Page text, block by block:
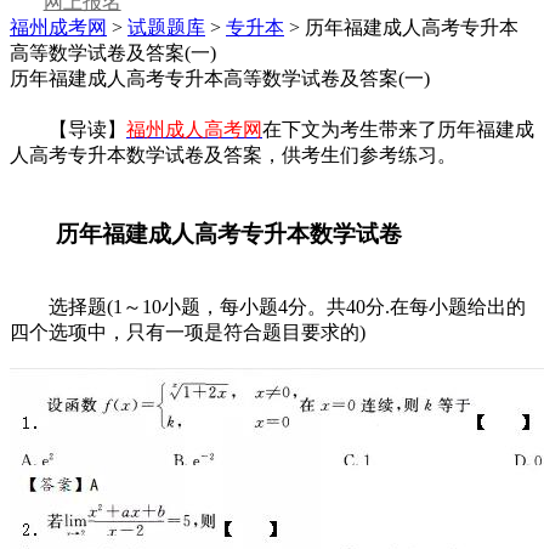
福州成考网 > 试题题库 > 专升本 > 历年福建成人高考专升本
高等数学试卷及答案(一)
历年福建成人高考专升本高等数学试卷及答案(一)
【导读】 福州成人高考网在下文为考生带来了历年福建成
人高考专升本数学试卷及答案，供考生们参考练习。
历年福建成人高考专升本数学试卷
选择题(1～10小题，每小题4分。共40分.在每小题给出的
四个选项中，只有一项是符合题目要求的)